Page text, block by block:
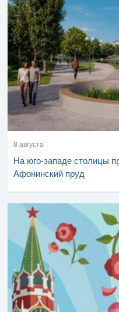
8 августа
На юго-западе столицы
Афонинский пруд